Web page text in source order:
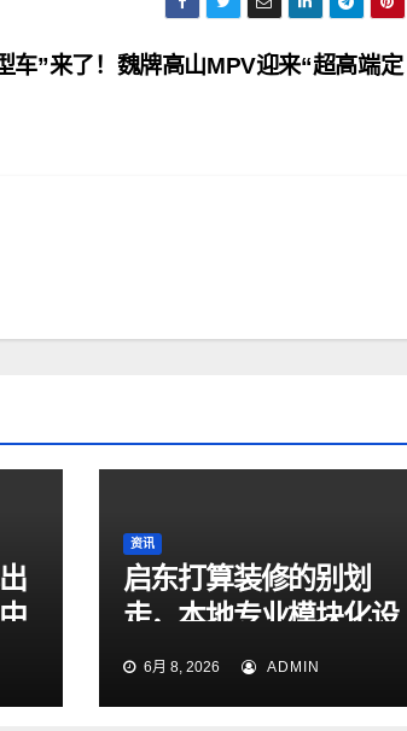
车”来了！魏牌高山MPV迎来“超高端定
资讯
启东打算装修的别划
走，本地专业模块化设
计机构帮你装出舒适好
6月 8, 2026 ADMIN